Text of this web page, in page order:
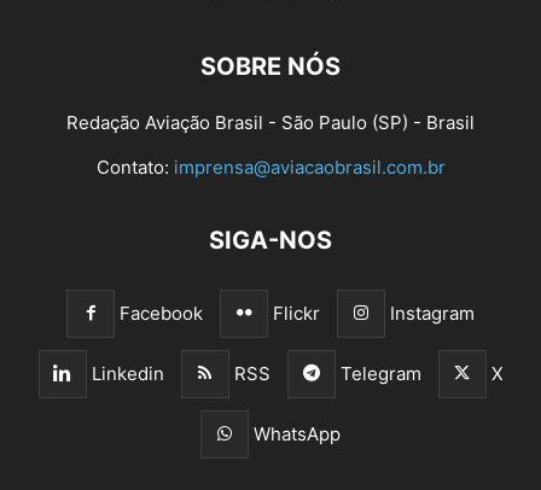
SOBRE NÓS
Redação Aviação Brasil - São Paulo (SP) - Brasil
Contato: imprensa@aviacaobrasil.com.br
SIGA-NOS
Facebook Flickr Instagram
Linkedin RSS Telegram X
WhatsApp